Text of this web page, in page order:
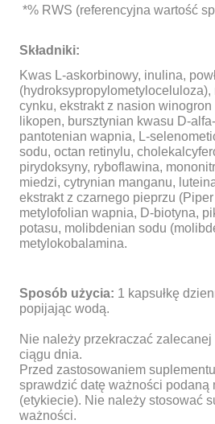
*% RWS (referencyjna wartość
Składniki:
Kwas L-askorbinowy, inulina,
cynku, ekstrakt z nasion
likopen, bursztynian kwasu D-
pantotenian wapnia, L-
sodu, octan retinylu,
pirydoksyny, ryboflawina,
miedzi, cytrynian manganu,
ekstrakt z czarnego pieprzu
metylofolian wapnia, D-biotyna,
potasu, molibdenian sodu
metylokobalamina.
Sposób użycia: 1 kapsułkę
popijając wodą.
Nie należy przekraczać
ciągu dnia.
Przed zastosowaniem
sprawdzić datę ważności podaną
(etykiecie). Nie należy stosować
ważności.